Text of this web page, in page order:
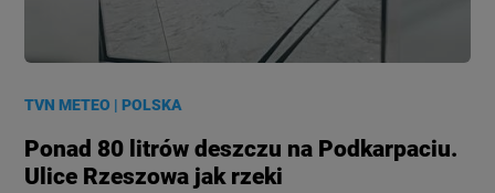
TVN METEO |POLSKA
Ponad 80 litrów deszczu na Podkarpaciu.
Ulice Rzeszowa jak rzeki